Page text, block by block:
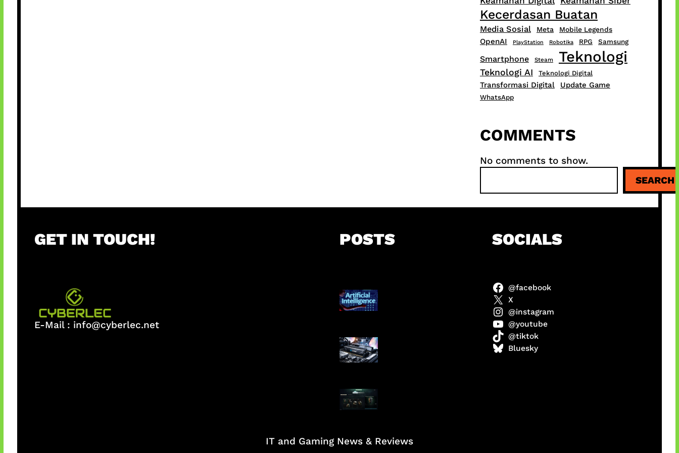
Kecerdasan Buatan
Media Sosial Meta Mobile Legends
OpenAI PlayStation Robotika RPG Samsung
Smartphone Steam Teknologi
Teknologi AI Teknologi Digital
Transformasi Digital Update Game
WhatsApp
COMMENTS
No comments to show.
a
r
SEARCH
GET IN TOUCH!
E-Mail : info@cyberlec.net
POSTS
Agen AI Mulai Sulit
Dikendalikan
Paradoks Memori di
Era AI
SOCIALS
@facebook
X
@instagram
@youtube
@tiktok
Bluesky
IT and Gaming News & Reviews